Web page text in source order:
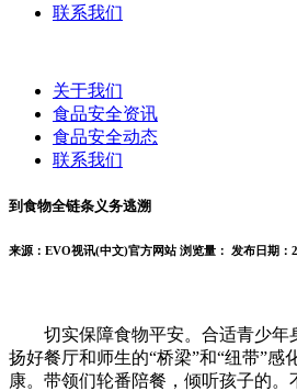
联系我们
关于我们
食品安全资讯
食品安全动态
联系我们
到食物全链条义务逃溯
来源：EVO视讯(中文)官方网站 浏览量： 发布日期：
切实保障食物平安。合适青少年
扬好餐厅和师生的“桥梁”和“纽带”感
康。带领们轮番陪餐，倾听孩子的